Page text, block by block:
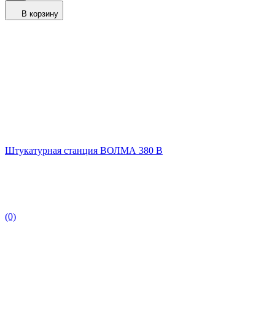
В корзину
Штукатурная станция ВОЛМА 380 В
(0)